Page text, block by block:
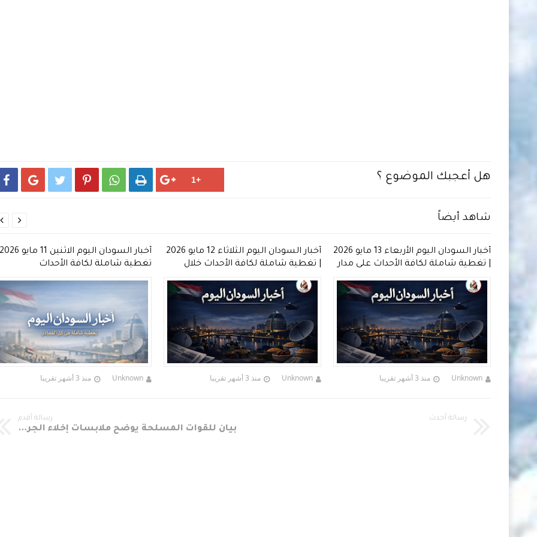
هل أعجبك الموضوع ؟      
شاهد أيضاً
أخبار السودان اليوم الأربعاء 13 مايو 2026
| تغطية شاملة لكافة الأحداث على مدار
Unknown منذ 3 أشهر تقريبا
أخبار السودان اليوم الثلاثاء 12 مايو 2026
| تغطية شاملة لكافة الأحداث خلال
Unknown منذ 3 أشهر تقريبا
تغطية شاملة لكافة الأحداث
Unknown منذ 3 أشهر تقريبا


رسالة أحدث رسالة أقدم
بيان للقوات المسلحة يوضح ملابسات إخلاء الجرحى